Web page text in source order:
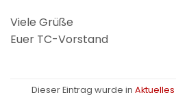
Viele Grüße
Euer TC-Vorstand
Dieser Eintrag wurde in Aktuelles